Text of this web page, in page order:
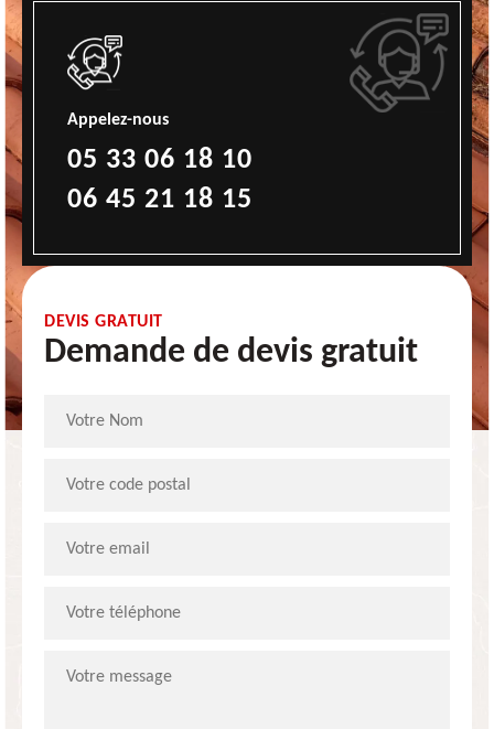
Appelez-nous
05 33 06 18 10
06 45 21 18 15
DEVIS GRATUIT
Demande de devis gratuit